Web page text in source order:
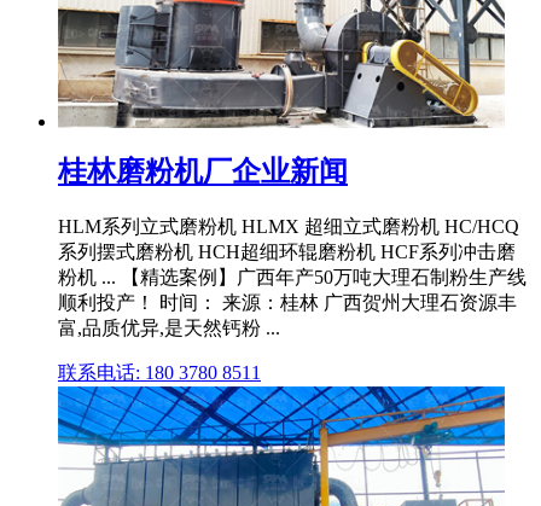
桂林磨粉机厂企业新闻
HLM系列立式磨粉机 HLMX 超细立式磨粉机 HC/HCQ
系列摆式磨粉机 HCH超细环辊磨粉机 HCF系列冲击磨
粉机 ... 【精选案例】广西年产50万吨大理石制粉生产线
顺利投产！ 时间： 来源：桂林 广西贺州大理石资源丰
富,品质优异,是天然钙粉 ...
联系电话: 180 3780 8511